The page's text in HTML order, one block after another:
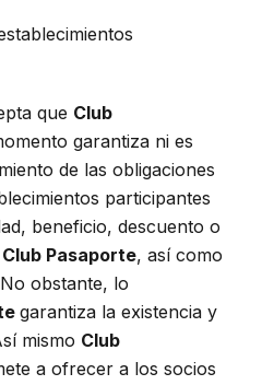
que Club
garantiza ni es
de las obligaciones
participantes
beneficio, descuento o
Club Pasaporte, así como
obstante, lo
garantiza la existencia y
mismo Club
a ofrecer a los socios